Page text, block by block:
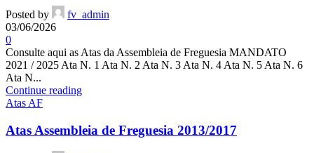
Posted by
fv_admin
03/06/2026
0
Consulte aqui as Atas da Assembleia de Freguesia MANDATO
2021 / 2025 Ata N. 1 Ata N. 2 Ata N. 3 Ata N. 4 Ata N. 5 Ata N. 6
Ata N...
Continue reading
Atas AF
Atas Assembleia de Freguesia 2013/2017